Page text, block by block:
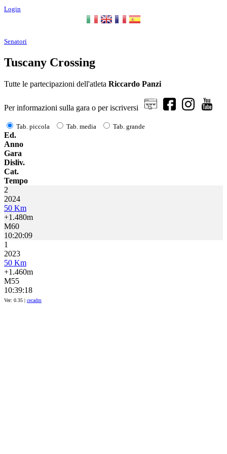
Login
Senatori
Tuscany Crossing
Tutte le partecipazioni dell'atleta Riccardo Panzi
Per informazioni sulla gara o per iscriversi
Tab. piccola Tab. media Tab. grande
Ed.
Anno
Gara
Disliv.
Cat.
Tempo
2
2024
50 Km
+1.480m
M60
10:20:09
1
2023
50 Km
+1.460m
M55
10:39:18
Ver: 0.35 | cecadm